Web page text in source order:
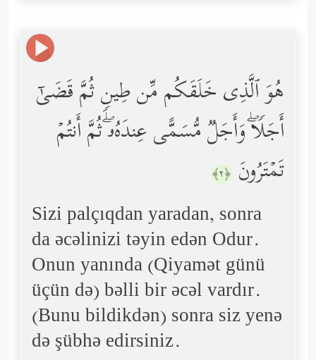
هُوَ ٱلَّذِی خَلَقَكُم مِّن طِینࣲ ثُمَّ قَضَىٰۤ
أَجَلࣰاۖ وَأَجَلࣱ مُّسَمًّى عِندَهُۥۖ ثُمَّ أَنتُمۡ
تَمۡتَرُونَ ﴿٢﴾
Sizi palçıqdan yaradan, sonra
da əcəlinizi təyin edən Odur.
Onun yanında (Qiyamət günü
üçün də) bəlli bir əcəl vardır.
(Bunu bildikdən) sonra siz yenə
də şübhə edirsiniz.